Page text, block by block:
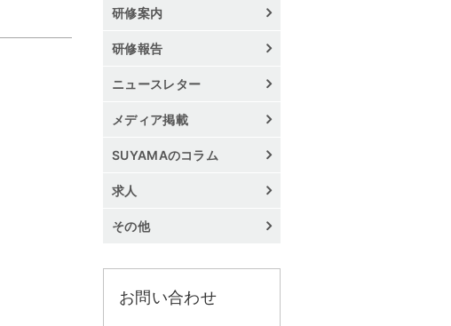
研修案内
研修報告
ニュースレター
メディア掲載
SUYAMAのコラム
求人
その他
お問い合わせ